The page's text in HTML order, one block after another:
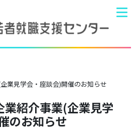
業見学会・座談会)開催のお知らせ
業紹介事業(企業見学
のお知らせ